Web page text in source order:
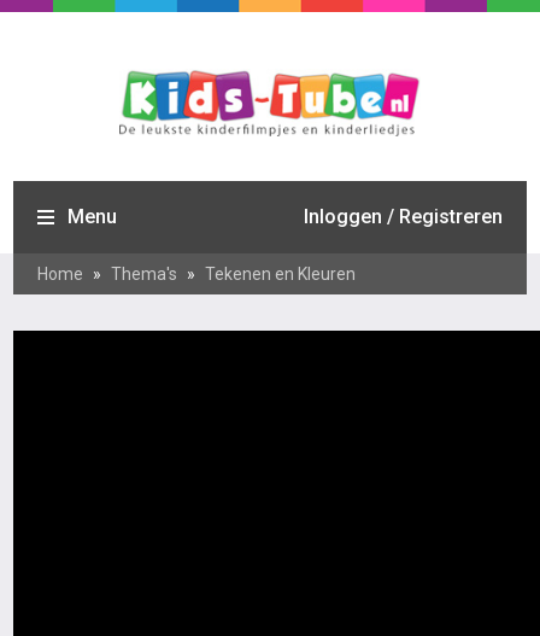
Menu Inloggen / Registreren
Home » Thema's » Tekenen en Kleuren